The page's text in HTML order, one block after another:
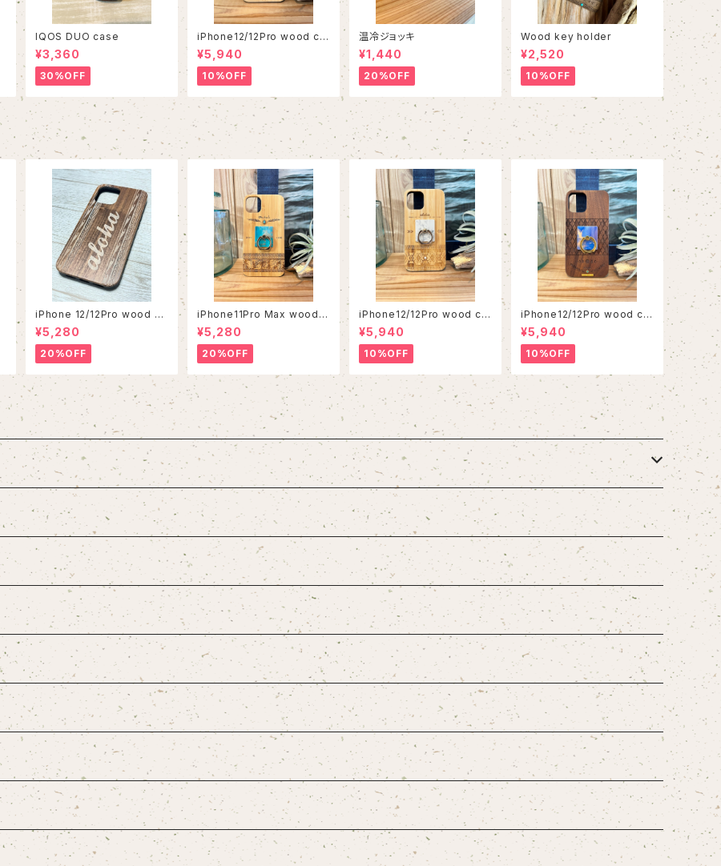
IQOS DUO case
¥3,360
30%OFF
iPhone12/12Pro wood ca
se
¥5,940
10%OFF
温冷ジョッキ
¥1,440
20%OFF
Wood key holder
¥2,520
10%OFF
iPhone 12/12Pro wood ca
se
¥5,280
20%OFF
iPhone11Pro Max wood c
ase
¥5,280
20%OFF
iPhone12/12Pro wood ca
se
¥5,940
10%OFF
iPhone12/12Pro wood ca
se
¥5,940
10%OFF